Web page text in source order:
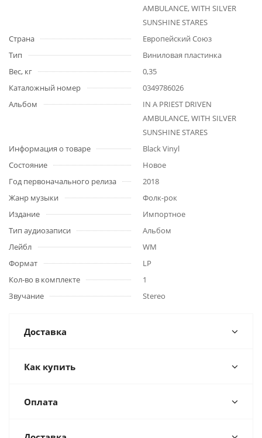
AMBULANCE, WITH SILVER
SUNSHINE STARES
Страна
Европейский Союз
Тип
Виниловая пластинка
Вес, кг
0,35
Каталожный номер
0349786026
Альбом
IN A PRIEST DRIVEN
AMBULANCE, WITH SILVER
SUNSHINE STARES
Информация о товаре
Black Vinyl
Состояние
Новое
Год первоначального релиза
2018
Жанр музыки
Фолк-рок
Издание
Импортное
Тип аудиозаписи
Альбом
Лейбл
WM
Формат
LP
Кол-во в комплекте
1
Звучание
Stereo
Доставка
Как купить
Оплата